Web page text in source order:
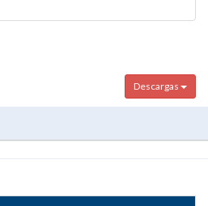
Descargas